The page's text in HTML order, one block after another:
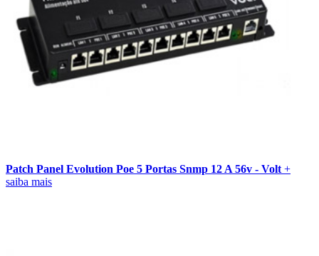
Patch Panel Evolution Poe 5 Portas Snmp 12 A 56v - Volt +
saiba mais